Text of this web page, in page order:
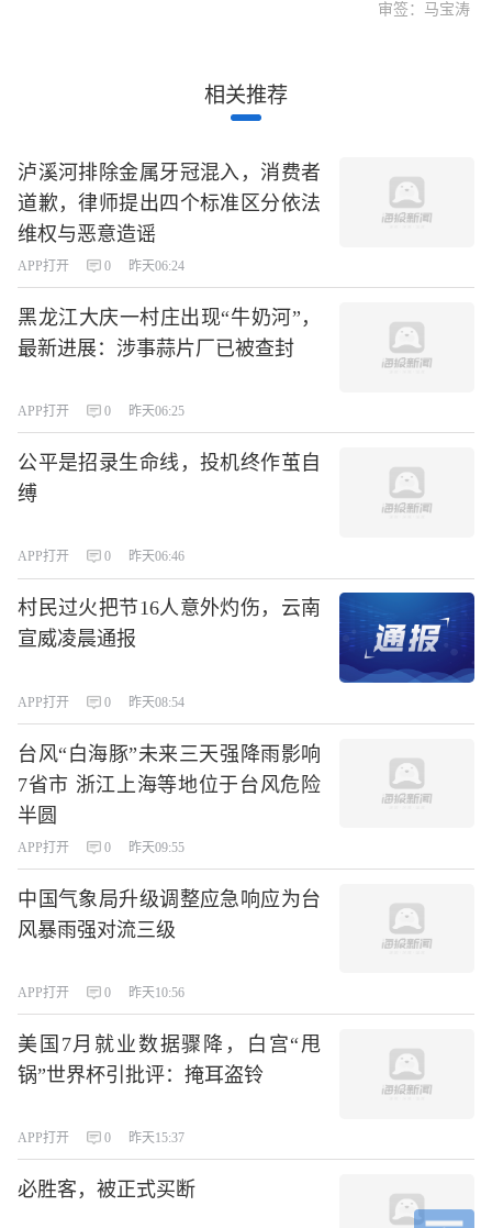
审签：马宝涛
相关推荐
泸溪河排除金属牙冠混入，消费者
道歉，律师提出四个标准区分依法
维权与恶意造谣
APP打开 0 昨天06:24
黑龙江大庆一村庄出现“牛奶河”，
最新进展：涉事蒜片厂已被查封
APP打开 0 昨天06:25
公平是招录生命线，投机终作茧自
缚
APP打开 0 昨天06:46
村民过火把节16人意外灼伤，云南
宣威凌晨通报
APP打开 0 昨天08:54
台风“白海豚”未来三天强降雨影响
7省市 浙江上海等地位于台风危险
半圆
APP打开 0 昨天09:55
中国气象局升级调整应急响应为台
风暴雨强对流三级
APP打开 0 昨天10:56
美国7月就业数据骤降，白宫“甩
锅”世界杯引批评：掩耳盗铃
APP打开 0 昨天15:37
必胜客，被正式买断